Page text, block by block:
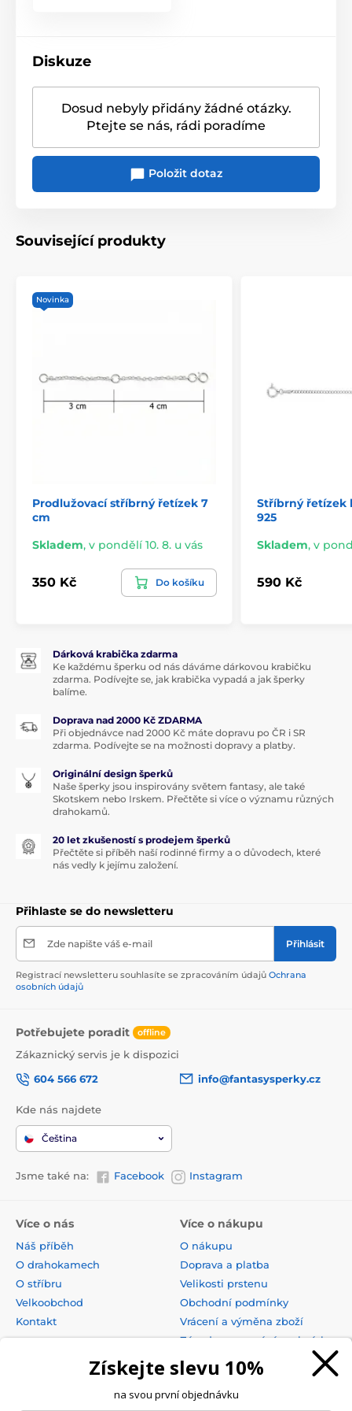
Diskuze
Dosud nebyly přidány žádné otázky.
Ptejte se nás, rádi poradíme
Položit dotaz
Související produkty
Novinka
Prodlužovací stříbrný řetízek 7
cm
Skladem, v pondělí 10. 8. u vás
350 Kč Do košíku
Stříbrný řetízek
925
Skladem, v
590 Kč
Dárková krabička zdarma
Ke každému šperku od nás dáváme dárkovou krabičku
zdarma. Podívejte se, jak krabička vypadá a jak šperky
balíme.
Doprava nad 2000 Kč ZDARMA
Při objednávce nad 2000 Kč máte dopravu po ČR i SR
zdarma. Podívejte se na možnosti dopravy a platby.
Originální design šperků
Naše šperky jsou inspirovány světem fantasy, ale také
Skotskem nebo Irskem. Přečtěte si více o významu různých
drahokamů.
20 let zkušeností s prodejem šperků
Přečtěte si příběh naší rodinné firmy a o důvodech, které
nás vedly k jejímu založení.
Přihlaste se do newsletteru
Zde napište váš e-mail Přihlásit
Registrací newsletteru souhlasíte se zpracováním údajů Ochrana
osobních údajů
Potřebujete poradit offline
Zákaznický servis je k dispozici
604 566 672
info@fantasysperky.cz
Kde nás najdete
Čeština
Jsme také na: Facebook Instagram
Více o nás
Náš příběh
O drahokamech
O stříbru
Velkoobchod
Kontakt
Více o nákupu
O nákupu
Doprava a platba
Velikosti prstenu
Obchodní podmínky
Vrácení a výměna zboží
Zásady zpracování osobních
Získejte slevu 10%
na svou první objednávku